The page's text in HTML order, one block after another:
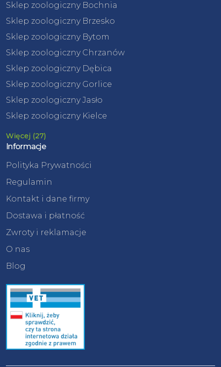
Sklep zoologiczny Bochnia
Sklep zoologiczny Brzesko
Sklep zoologiczny Bytom
Sklep zoologiczny Chrzanów
Sklep zoologiczny Dębica
Sklep zoologiczny Gorlice
Sklep zoologiczny Jasło
Sklep zoologiczny Kielce
Więcej (27)
Informacje
Polityka Prywatności
Regulamin
Kontakt i dane firmy
Dostawa i płatność
Zwroty i reklamacje
O nas
Blog